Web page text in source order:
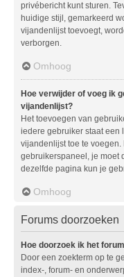
privébericht kunt sturen.
huidige stijl, gemarkeerd
vijandenlijst toevoegt,
verborgen.
Omhoog
Hoe verwijder of voeg ik
vijandenlijst?
Het toevoegen van
iedere gebruiker staat een
vijandenlijst toe te
gebruikerspaneel, je moet
dezelfde pagina kun je
Omhoog
Forums doorzoeken
Hoe doorzoek ik het
Door een zoekterm op te
index-, forum- en